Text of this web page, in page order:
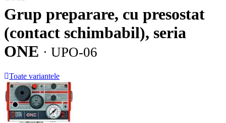
Grup preparare, cu presostat
(contact schimbabil), seria
ONE · UPO-06
Toate variantele